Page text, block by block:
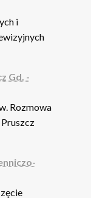
i
Gd. -
Rozmowa